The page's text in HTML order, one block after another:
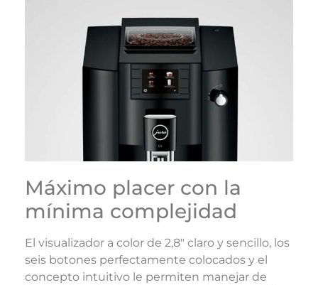
Máximo placer con la
mínima complejidad
El visualizador a color de 2,8″ claro y sencillo, los
seis botones perfectamente colocados y el
concepto intuitivo le permiten manejar de